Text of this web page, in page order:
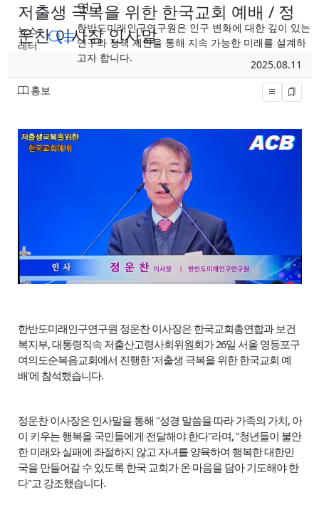
뉴스
레터
검색메뉴
연구
한반도미래인구연구원은 인구 변화에 대한 깊이 있는
연구와 정책 제안을 통해 지속 가능한 미래를 설계하
고자 합니다.
저출생 극복을 위한 한국교회 예배 / 정
운찬 이사장 인사말
페이지 정보 작성일
2025.08.11
분류
홍보
한반도미래인구연구원 정운찬 이사장은 한국교회총연합과 보건
복지부, 대통령직속 저출산고령사회위원회가 26일 서울 영등포구
여의도순복음교회에서 진행한 '저출생 극복을 위한 한국교회 예
배'에 참석했습니다.
정운찬 이사장은 인사말을 통해 "성경 말씀을 따라 가족의 가치, 아
이 키우는 행복을 국민들에게 전달해야 한다"라며, "청년들이 불안
한 미래와 실패에 좌절하지 않고 자녀를 양육하여 행복한 대한민
국을 만들어갈 수 있도록 한국 교회가 온 마음을 담아 기도해야 한
다"고 강조했습니다.